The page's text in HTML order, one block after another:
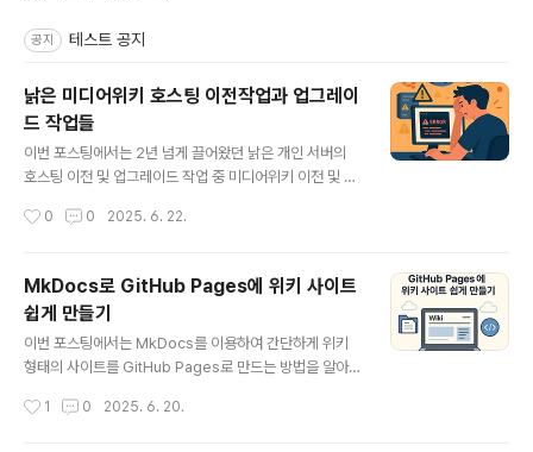
공지 테스트 공지
낡은 미디어위키 호스팅 이전작업과 업그레이
드 작업들
이번 포스팅에서는 2년 넘게 끌어왔던 낡은 개인 서버의
호스팅 이전 및 업그레이드 작업 중 미디어위키 이전 및 업
로의 이전 검토" data-og-description="가상서버호스
대트래픽 국내최대개발자커뮤니티 phpschool.com 과
함께하는 월400원, " data-og-host="junho85.pe.k
r" data-og-source-url="https://junho85.pe.kr/21
59" data-og-url="https://junho85.pe.kr/2159" d
0 0 2025. 6. 22.
MkDocs로 GitHub Pages에 위키 사이트
쉽게 만들기
이번 포스팅에서는 MkDocs를 이용하여 간단하게 위키
형태의 사이트를 GitHub Pages로 만드는 방법을 알아보
설치 및 설정하기프로젝트 환경을 설정하는 최적의 방법은
1 0 2025. 6. 20.